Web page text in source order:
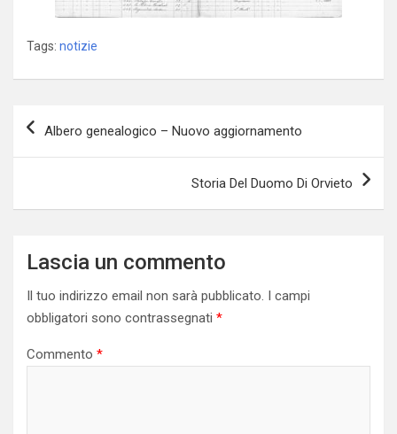
Tags: notizie
Navigazione
Albero genealogico – Nuovo aggiornamento
Storia Del Duomo Di Orvieto
Lascia un commento
Il tuo indirizzo email non sarà pubblicato. I campi
obbligatori sono contrassegnati *
Commento *